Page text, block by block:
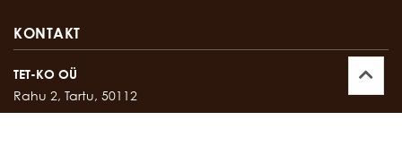
KONTAKT
TET-KO OÜ
Rahu 2, Tartu, 50112
Kontor:747 17 35